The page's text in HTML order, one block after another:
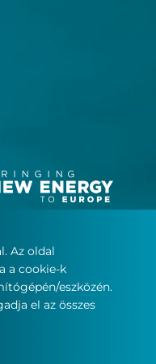
Az oldal
a cookie-k
eszközén.
el az összes